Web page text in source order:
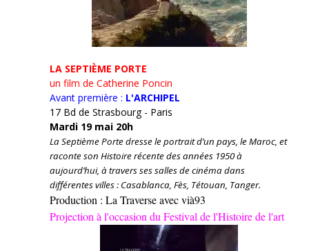
LA SEPTIÈME PORTE
un film de Catherine Poncin
Avant première : L'ARCHIPEL
17 Bd de Strasbourg - Paris
Mardi 19 mai 20h
La Septième Porte dresse le portrait d’un pays, le Maroc, et
raconte son Histoire récente des années 1950 à
aujourd’hui, à travers ses salles de cinéma dans
différentes villes : Casablanca, Fès, Tétouan, Tanger.
Production : La Traverse avec vià93
Projection à l'occasion du Festival de l'Histoire de l'art